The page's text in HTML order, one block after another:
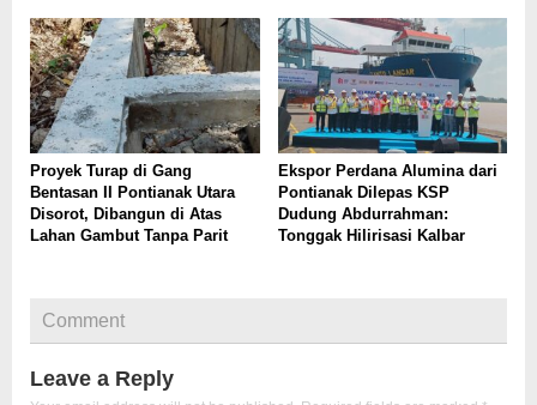
Proyek Turap di Gang
Bentasan II Pontianak Utara
Disorot, Dibangun di Atas
Lahan Gambut Tanpa Parit
Ekspor Perdana Alumina dari
Pontianak Dilepas KSP
Dudung Abdurrahman:
Tonggak Hilirisasi Kalbar
Comment
Leave a Reply